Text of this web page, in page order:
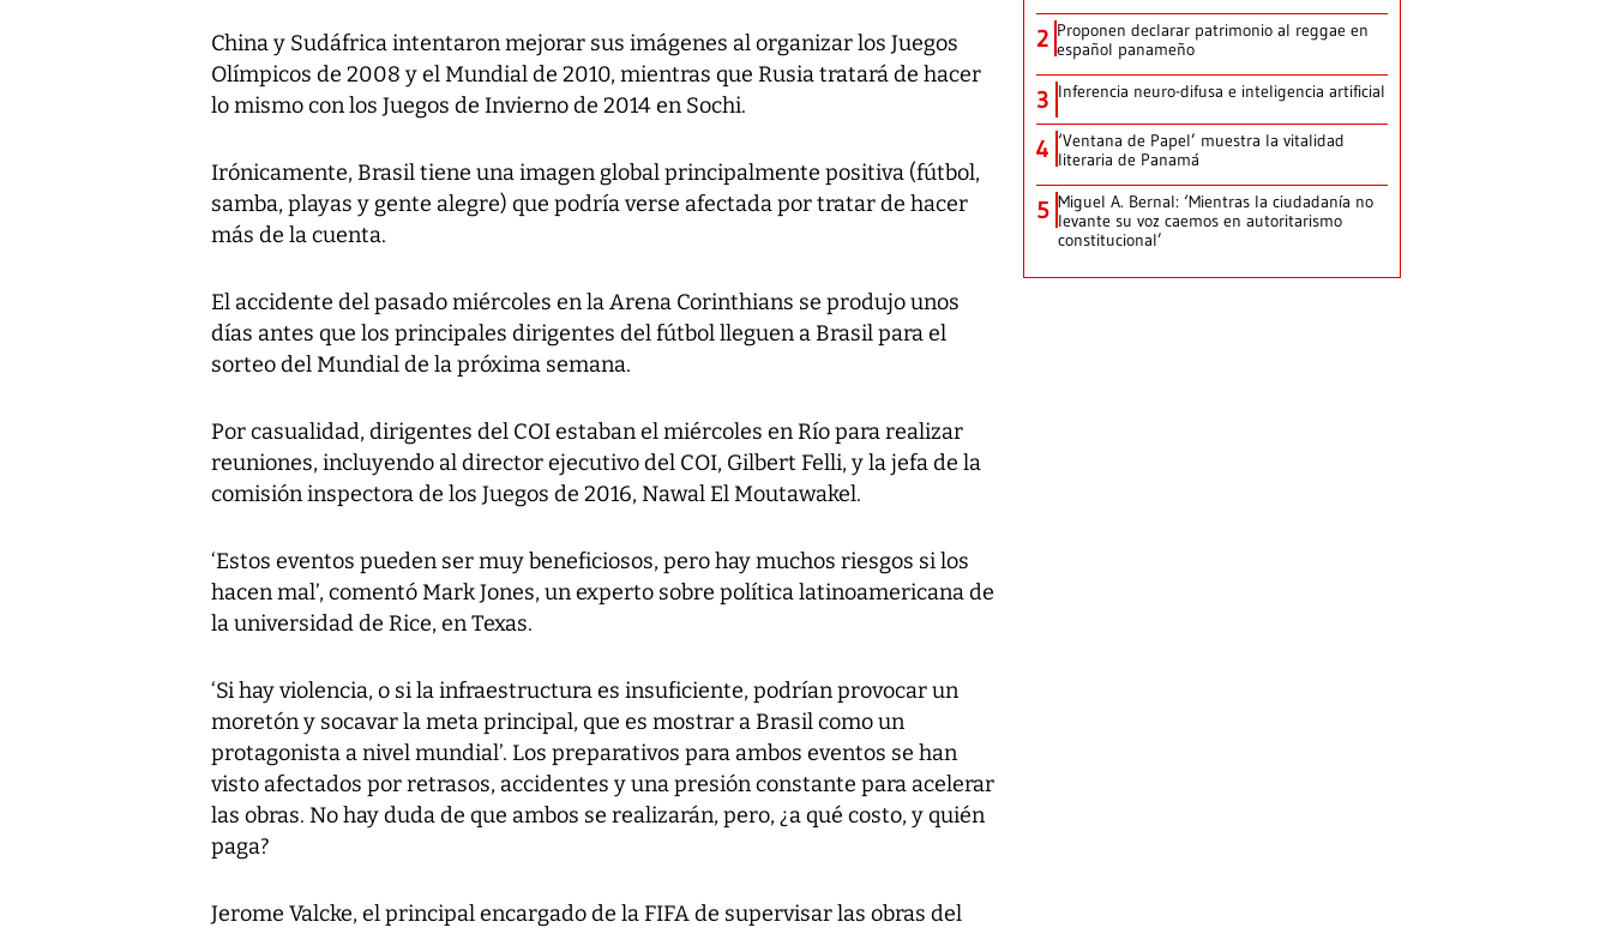
China y Sudáfrica intentaron mejorar sus imágenes al organizar los Juegos
Olímpicos de 2008 y el Mundial de 2010, mientras que Rusia tratará de hacer
lo mismo con los Juegos de Invierno de 2014 en Sochi.
Irónicamente, Brasil tiene una imagen global principalmente positiva (fútbol,
samba, playas y gente alegre) que podría verse afectada por tratar de hacer
más de la cuenta.
El accidente del pasado miércoles en la Arena Corinthians se produjo unos
días antes que los principales dirigentes del fútbol lleguen a Brasil para el
sorteo del Mundial de la próxima semana.
Por casualidad, dirigentes del COI estaban el miércoles en Río para realizar
reuniones, incluyendo al director ejecutivo del COI, Gilbert Felli, y la jefa de la
comisión inspectora de los Juegos de 2016, Nawal El Moutawakel.
‘Estos eventos pueden ser muy beneficiosos, pero hay muchos riesgos si los
hacen mal’, comentó Mark Jones, un experto sobre política latinoamericana de
la universidad de Rice, en Texas.
‘Si hay violencia, o si la infraestructura es insuficiente, podrían provocar un
moretón y socavar la meta principal, que es mostrar a Brasil como un
protagonista a nivel mundial’. Los preparativos para ambos eventos se han
visto afectados por retrasos, accidentes y una presión constante para acelerar
las obras. No hay duda de que ambos se realizarán, pero, ¿a qué costo, y quién
paga?
Jerome Valcke, el principal encargado de la FIFA de supervisar las obras del
2 Proponen declarar patrimonio al reggae en
español panameño
3 Inferencia neuro-difusa e inteligencia artificial
4 ‘Ventana de Papel’ muestra la vitalidad
literaria de Panamá
5 Miguel A. Bernal: ‘Mientras la ciudadanía no
levante su voz caemos en autoritarismo
constitucional’